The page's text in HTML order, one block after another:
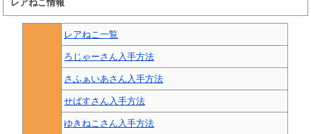
レアねこ情報
レアねこ一覧
ろじゃーさん入手方法
さふぁいあさん入手方法
せばすさん入手方法
ゆきねこさん入手方法